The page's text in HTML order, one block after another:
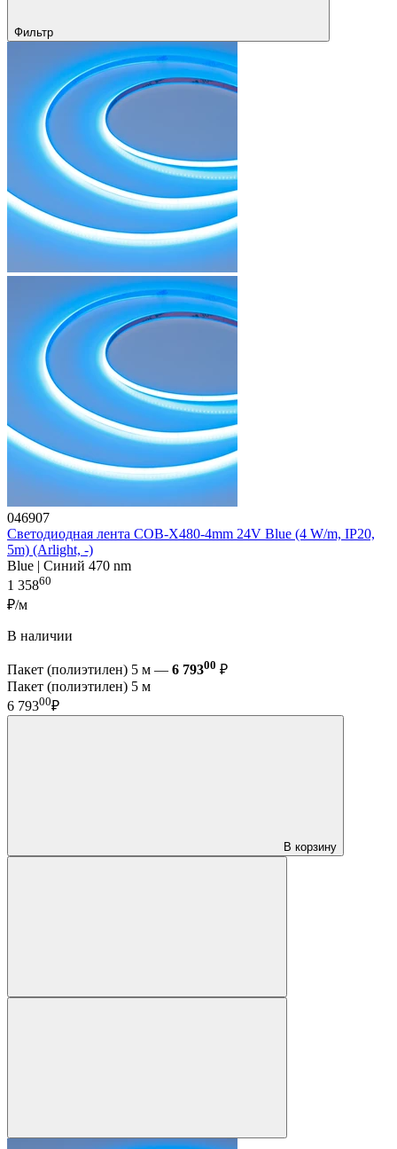
Фильтр
046907
Светодиодная лента COB-X480-4mm 24V Blue (4 W/m, IP20,
5m) (Arlight, -)
Blue | Синий 470 nm
1 35860
₽/м
В наличии
Пакет (полиэтилен) 5 м — 6 79300 ₽
Пакет (полиэтилен) 5 м
6 79300₽
В корзину